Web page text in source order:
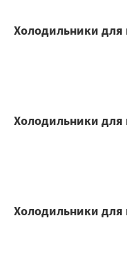
Холодильники для
Холодильники для
Холодильники для